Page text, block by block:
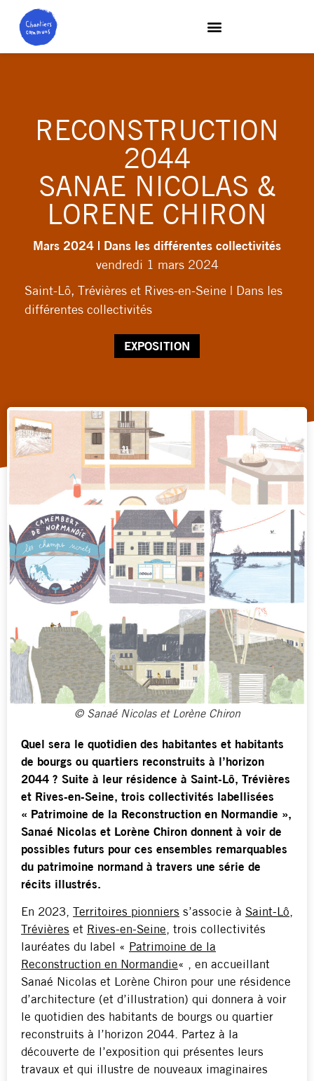
RECONSTRUCTION
2044
SANAE NICOLAS &
LORENE CHIRON
Mars 2024 | Dans les différentes collectivités
vendredi 1 mars 2024
Saint-Lô, Trévières et Rives-en-Seine | Dans les
différentes collectivités
EXPOSITION
© Sanaé Nicolas et Lorène Chiron
Quel sera le quotidien des habitantes et habitants
de bourgs ou quartiers reconstruits à l’horizon
2044 ? Suite à leur résidence à Saint-Lô, Trévières
et Rives-en-Seine, trois collectivités labellisées
« Patrimoine de la Reconstruction en Normandie »,
Sanaé Nicolas et Lorène Chiron donnent à voir de
possibles futurs pour ces ensembles remarquables
du patrimoine normand à travers une série de
récits illustrés.
En 2023, Territoires pionniers s’associe à Saint-Lô,
Trévières et Rives-en-Seine, trois collectivités
lauréates du label « Patrimoine de la
Reconstruction en Normandie« , en accueillant
Sanaé Nicolas et Lorène Chiron pour une résidence
d’architecture (et d’illustration) qui donnera à voir
le quotidien des habitants de bourgs ou quartier
reconstruits à l’horizon 2044. Partez à la
découverte de l’exposition qui présentes leurs
travaux et qui illustre de nouveaux imaginaires